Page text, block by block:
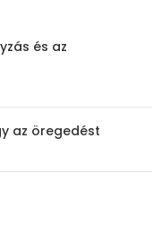
és az
az öregedést